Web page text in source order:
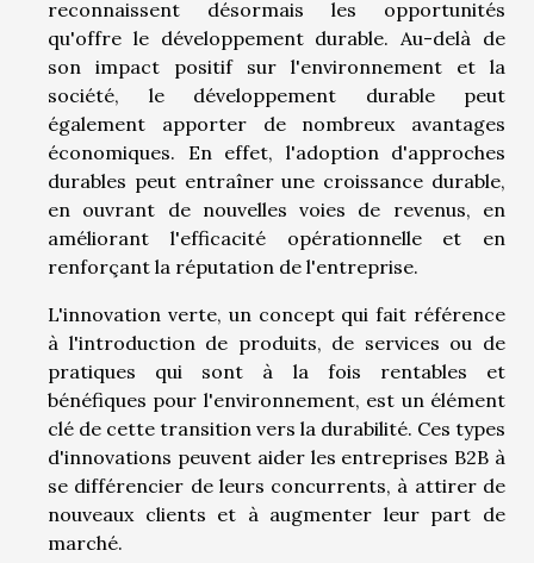
reconnaissent désormais les opportunités
qu'offre le développement durable. Au-delà de
son impact positif sur l'environnement et la
société, le développement durable peut
également apporter de nombreux avantages
économiques. En effet, l'adoption d'approches
durables peut entraîner une croissance durable,
en ouvrant de nouvelles voies de revenus, en
améliorant l'efficacité opérationnelle et en
renforçant la réputation de l'entreprise.
L'innovation verte, un concept qui fait référence
à l'introduction de produits, de services ou de
pratiques qui sont à la fois rentables et
bénéfiques pour l'environnement, est un élément
clé de cette transition vers la durabilité. Ces types
d'innovations peuvent aider les entreprises B2B à
se différencier de leurs concurrents, à attirer de
nouveaux clients et à augmenter leur part de
marché.